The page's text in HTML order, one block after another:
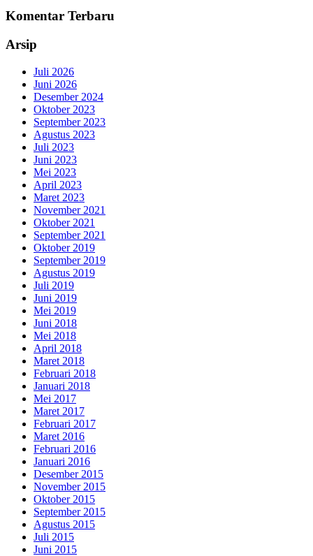
Komentar Terbaru
Arsip
Juli 2026
Juni 2026
Desember 2024
Oktober 2023
September 2023
Agustus 2023
Juli 2023
Juni 2023
Mei 2023
April 2023
Maret 2023
November 2021
Oktober 2021
September 2021
Oktober 2019
September 2019
Agustus 2019
Juli 2019
Juni 2019
Mei 2019
Juni 2018
Mei 2018
April 2018
Maret 2018
Februari 2018
Januari 2018
Mei 2017
Maret 2017
Februari 2017
Maret 2016
Februari 2016
Januari 2016
Desember 2015
November 2015
Oktober 2015
September 2015
Agustus 2015
Juli 2015
Juni 2015